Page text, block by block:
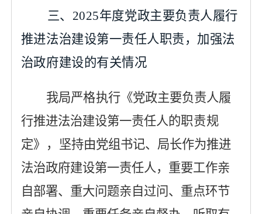
三、 2025年度党政主要负责人履行
推进法治建设第一责任人职责，加强法
治政府建设的有关情况
我局严格执行《党政主要负责人履
行推进法治建设第一责任人的职责规
定》
，
坚持由党组书记、局长作为推进
法治政府建设第一责任人，重要工作亲
自部署、重大问题亲自过问、重点环节